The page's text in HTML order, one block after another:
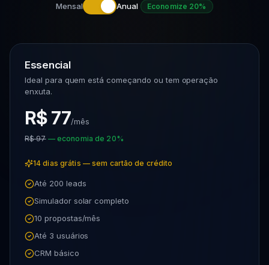
Mensal Anual Economize 20%
Essencial
Ideal para quem está começando ou tem operação
enxuta.
R$ 77/mês
R$ 97 — economia de 20%
14 dias grátis — sem cartão de crédito
Até 200 leads
Simulador solar completo
10 propostas/mês
Até 3 usuários
CRM básico